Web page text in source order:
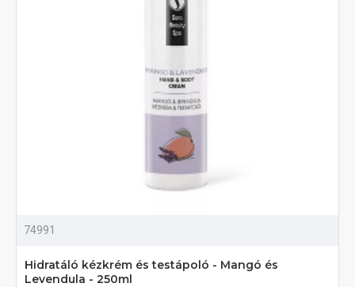
74991
Hidratáló kézkrém és testápoló - Mangó és
Levendula - 250ml